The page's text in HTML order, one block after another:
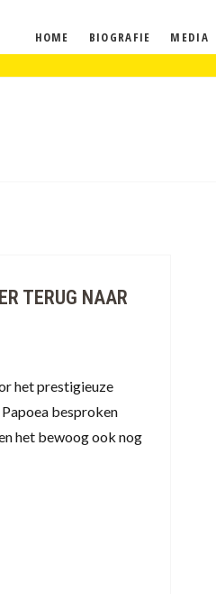
HOME BIOGRAFIE MEDIA
TERUG NAAR
het prestigieuze
besproken
het bewoog ook nog